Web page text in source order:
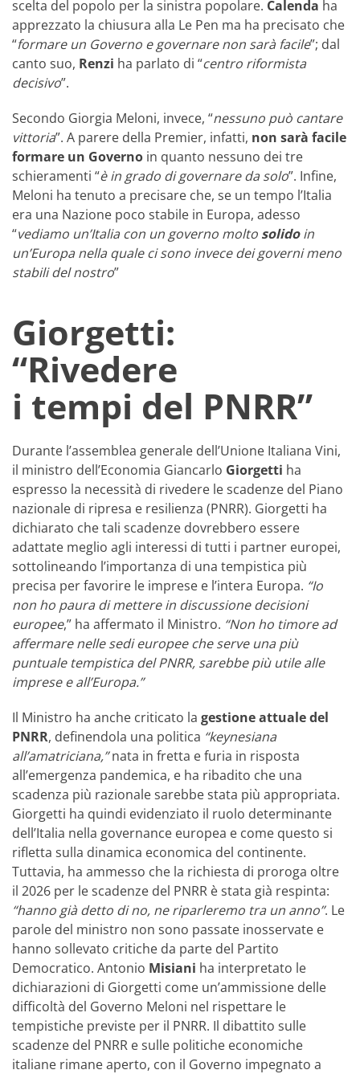
scelta del popolo per la sinistra popolare. Calenda ha
apprezzato la chiusura alla Le Pen ma ha precisato che
“formare un Governo e governare non sarà facile”; dal
canto suo, Renzi ha parlato di “centro riformista
decisivo”.
Secondo Giorgia Meloni, invece, “nessuno può cantare
vittoria”. A parere della Premier, infatti, non sarà facile
formare un Governo in quanto nessuno dei tre
schieramenti “è in grado di governare da solo”. Infine,
Meloni ha tenuto a precisare che, se un tempo l’Italia
era una Nazione poco stabile in Europa, adesso
“vediamo un’Italia con un governo molto solidoin
un’Europa nella quale ci sono invece dei governi meno
stabili del nostro”
Giorgetti:
“Rivedere
i tempi del PNRR”
Durante l’assemblea generale dell’Unione Italiana Vini,
il ministro dell’Economia Giancarlo Giorgetti ha
espresso la necessità di rivedere le scadenze del Piano
nazionale di ripresa e resilienza (PNRR). Giorgetti ha
dichiarato che tali scadenze dovrebbero essere
adattate meglio agli interessi di tutti i partner europei,
sottolineando l’importanza di una tempistica più
precisa per favorire le imprese e l’intera Europa. “Io
non ho paura di mettere in discussione decisioni
europee,” ha affermato il Ministro. “Non ho timore ad
affermare nelle sedi europee che serve una più
puntuale tempistica del PNRR, sarebbe più utile alle
imprese e all’Europa.”
Il Ministro ha anche criticato la gestione attuale del
PNRR, definendola una politica “keynesiana
all’amatriciana,”nata in fretta e furia in risposta
all’emergenza pandemica, e ha ribadito che una
scadenza più razionale sarebbe stata più appropriata.
Giorgetti ha quindi evidenziato il ruolo determinante
dell’Italia nella governance europea e come questo si
rifletta sulla dinamica economica del continente.
Tuttavia, ha ammesso che la richiesta di proroga oltre
il 2026 per le scadenze del PNRR è stata già respinta:
“hanno già detto di no, ne riparleremo tra un anno”. Le
parole del ministro non sono passate inosservate e
hanno sollevato critiche da parte del Partito
Democratico. Antonio Misiani ha interpretato le
dichiarazioni di Giorgetti come un’ammissione delle
difficoltà del Governo Meloni nel rispettare le
tempistiche previste per il PNRR. Il dibattito sulle
scadenze del PNRR e sulle politiche economiche
italiane rimane aperto, con il Governo impegnato a